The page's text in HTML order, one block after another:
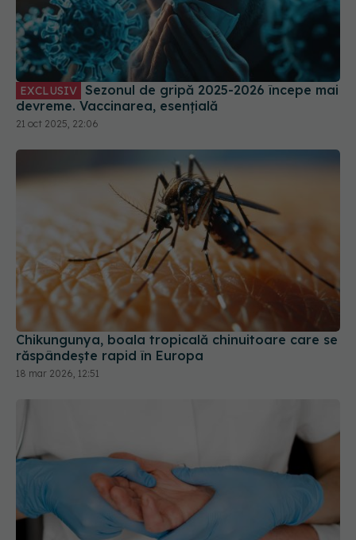
EXCLUSIV
devreme. Vaccinarea, esențială
21 oct 2025, 22:06
Chikungunya, boala tropicală chinuitoare care se
răspândește rapid în Europa
18 mar 2026, 12:51